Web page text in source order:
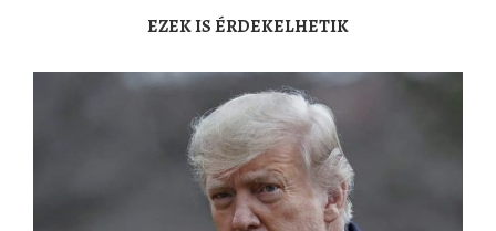
EZEK IS ÉRDEKELHETIK